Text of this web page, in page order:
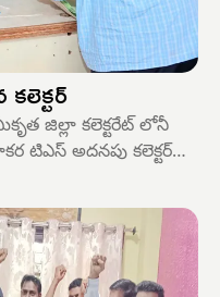
జిల్లా కలెక్టరేట్ లోనీ
టిఎస్ అదనపు కలెక్టర్
చేశారు.